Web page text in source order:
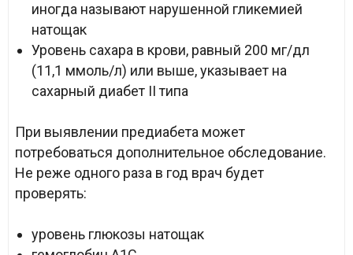
иногда называют нарушенной гликемией
натощак
Уровень сахара в крови, равный 200 мг/дл
(11,1 ммоль/л) или выше, указывает на
сахарный диабет II типа
При выявлении предиабета может
потребоваться дополнительное обследование.
Не реже одного раза в год врач будет
проверять:
уровень глюкозы натощак